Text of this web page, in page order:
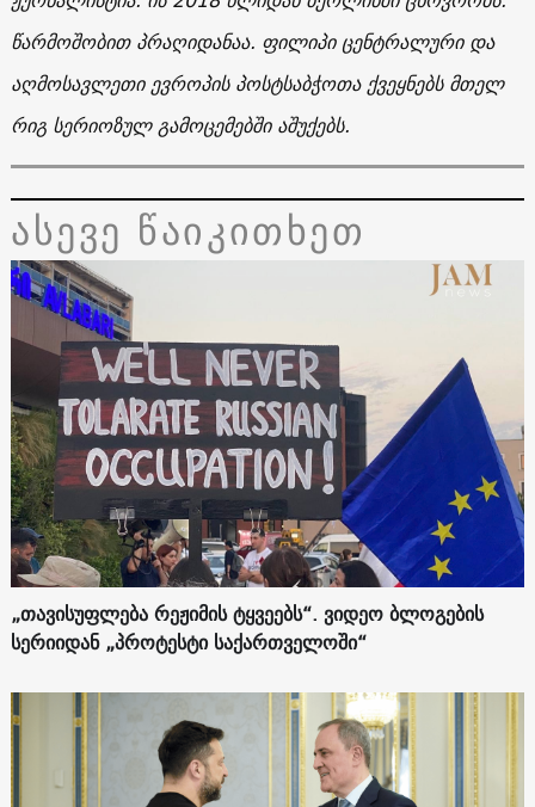
წარმოშობით პრაღიდანაა. ფილიპი ცენტრალური და
აღმოსავლეთი ევროპის პოსტსაბჭოთა ქვეყნებს მთელ
რიგ სერიოზულ გამოცემებში აშუქებს.
ასევე წაიკითხეთ
„თავისუფლება რეჟიმის ტყვეებს“. ვიდეო ბლოგების
სერიიდან „პროტესტი საქართველოში“